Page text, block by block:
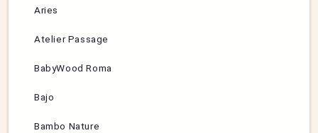
Aries
Atelier Passage
BabyWood Roma
Bajo
Bambo Nature